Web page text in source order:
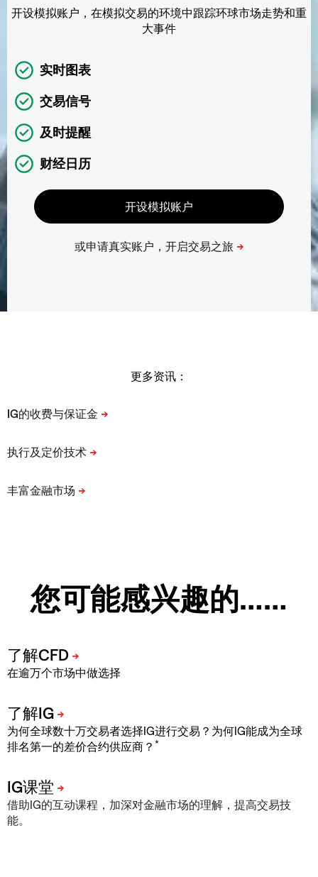
开设模拟账户，在模拟交易的环境中跟踪环球市场走势和重
大事件
实时图表
交易信号
及时提醒
财经日历
更多资讯：
您可能感兴趣的……
在逾万个市场中做选择
为何全球数十万交易者选择IG进行交易？为何IG能成为全球
排名第一的差价合约供应商？ *
借助IG的互动课程，加深对金融市场的理解，提高交易技
能。